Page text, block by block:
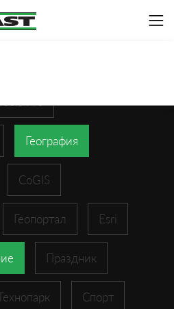
География
CoGIS
Геопортал Esri
Праздник
Спорт